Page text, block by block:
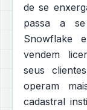
de se
passa a se
Snowflake
vendem
seus
operam
cadastral